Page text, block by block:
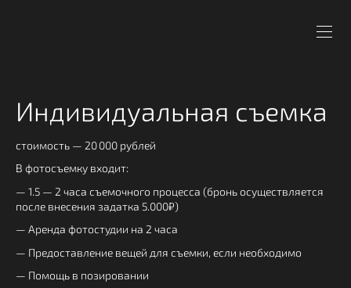
Индивидуальная съемка
стоимость — 20 000 рублей
В фотосъемку входит:
— 1.5 — 2 часа съемочного процесса (бронь осуществляется
после внесения задатка 5.000₽)
— Аренда фотостудии на 2 часа
— Предоставление вещей для съемки, если необходимо
— Помощь в позировании